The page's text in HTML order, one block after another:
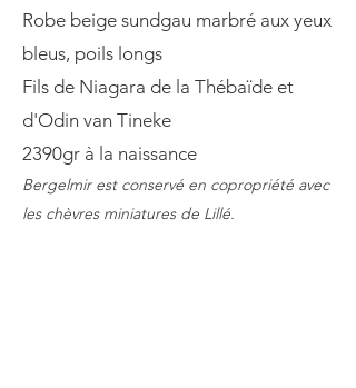
Robe beige sundgau marbré aux yeux
bleus, poils longs
Fils de Niagara de la Thébaïde et
d'Odin van Tineke
2390gr à la naissance
Bergelmir est conservé en copropriété avec
les chèvres miniatures de Lillé.